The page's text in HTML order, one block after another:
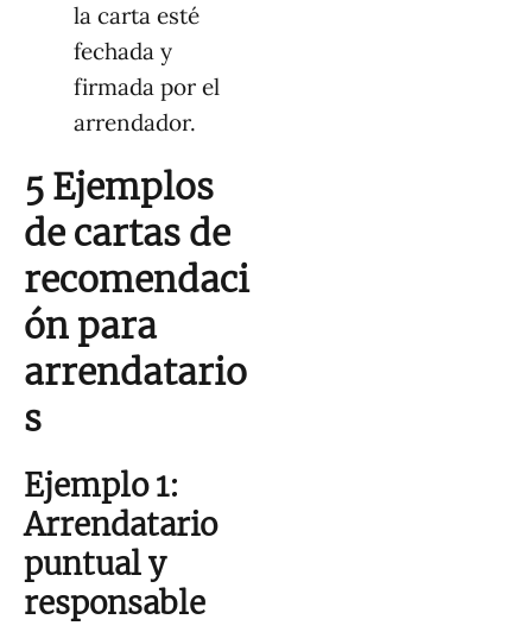
la carta esté
fechada y
firmada por el
arrendador.
5 Ejemplos
de cartas de
recomendaci
ón para
arrendatario
s
Ejemplo 1:
Arrendatario
puntual y
responsable